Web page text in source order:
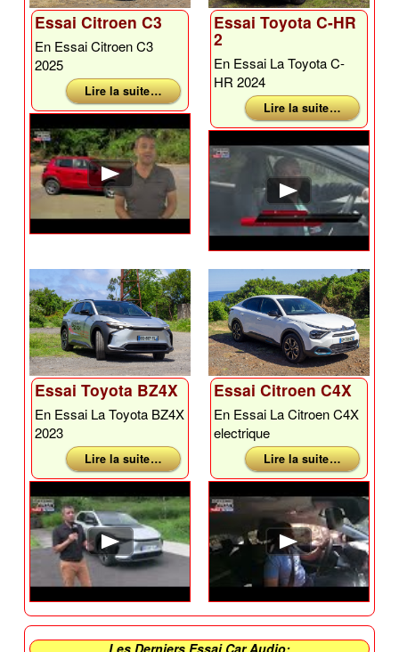
Essai Citroen C3
En Essai Citroen C3
2025
Lire la suite …
Essai Toyota C-HR
2
En Essai La Toyota C-
HR 2024
Lire la suite …
Essai Toyota BZ4X
En Essai La Toyota BZ4X
2023
Lire la suite …
Essai Citroen C4X
En Essai La Citroen C4X
electrique
Lire la suite …